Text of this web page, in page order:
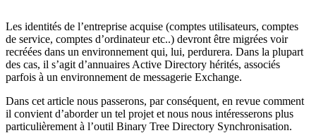
Les identités de l’entreprise acquise (comptes utilisateurs, comptes
de service, comptes d’ordinateur etc..) devront être migrées voir
recréées dans un environnement qui, lui, perdurera. Dans la plupart
des cas, il s’agit d’annuaires Active Directory hérités, associés
parfois à un environnement de messagerie Exchange.
Dans cet article nous passerons, par conséquent, en revue comment
il convient d’aborder un tel projet et nous nous intéresserons plus
particulièrement à l’outil Binary Tree Directory Synchronisation.